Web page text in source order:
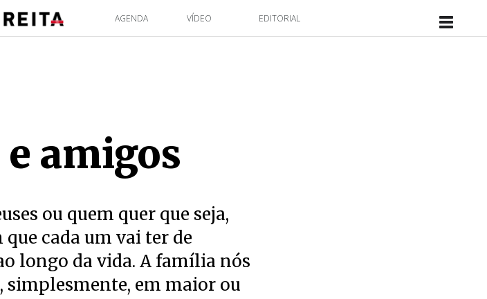
AGENDA VÍDEO EDITORIAL
amigos
ou quem quer que seja,
cada um vai ter de
longo da vida. A família nós
simplesmente, em maior ou